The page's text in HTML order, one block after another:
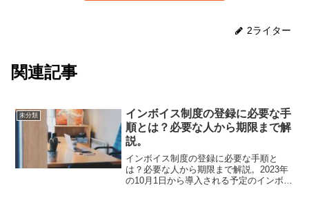
2ライター
関連記事
未分類
インボイス制度の登録に必要な手
順とは？必要な人から期限まで解
説。
インボイス制度の登録に必要な手順と
は？必要な人から期限まで解説。2023年
の10月1日から導入される予定のインボイ